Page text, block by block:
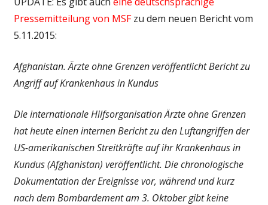
Pressemitteilung von MSFzu dem neuen Bericht vom
5.11.2015:
Afghanistan. Ärzte ohne Grenzen veröffentlicht Bericht zu
Angriff auf Krankenhaus in Kundus
Die internationale Hilfsorganisation Ärzte ohne Grenzen
hat heute einen internen Bericht zu den Luftangriffen der
US-amerikanischen Streitkräfte auf ihr Krankenhaus in
Kundus (Afghanistan) veröffentlicht. Die chronologische
Dokumentation der Ereignisse vor, während und kurz
nach dem Bombardement am 3. Oktober gibt keine